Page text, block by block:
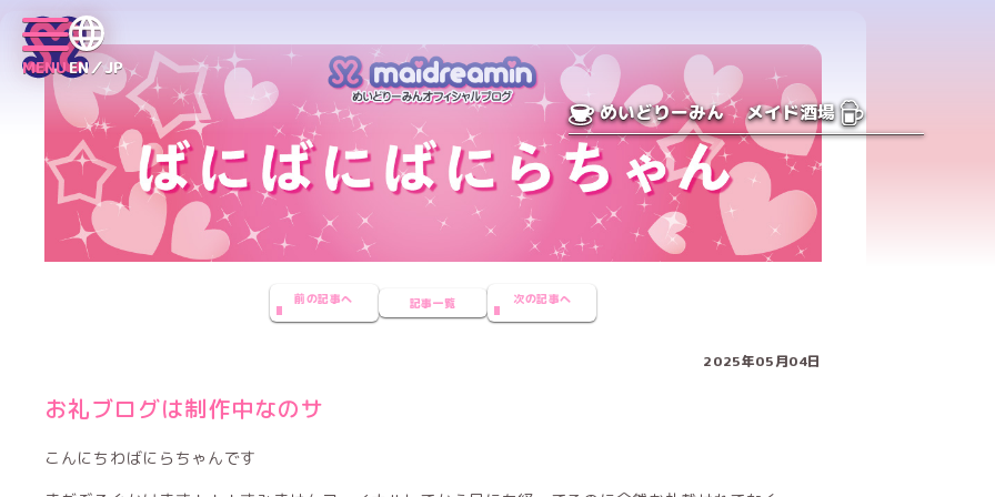
MENUEN／JP
めいどりーみん メイド酒場
前の記事へ 記事一覧 次の記事へ
2025年05月04日
お礼ブログは制作中なのサ
こんにちわばにらちゃんです